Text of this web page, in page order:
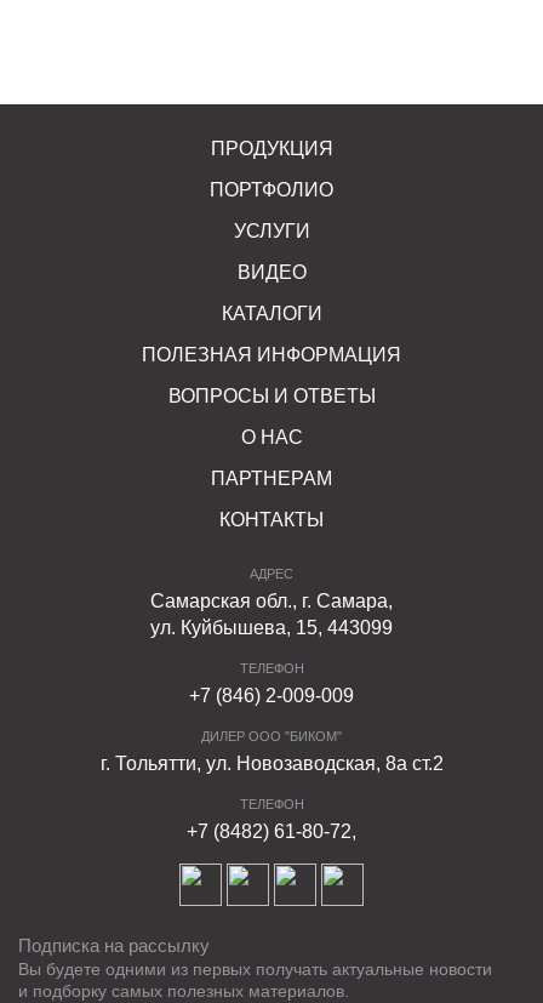
ПРОДУКЦИЯ
ПОРТФОЛИО
УСЛУГИ
ВИДЕО
КАТАЛОГИ
ПОЛЕЗНАЯ ИНФОРМАЦИЯ
ВОПРОСЫ И ОТВЕТЫ
О НАС
ПАРТНЕРАМ
КОНТАКТЫ
АДРЕС
Самарская обл., г. Самара,
ул. Куйбышева, 15, 443099
ТЕЛЕФОН
+7 (846) 2-009-009
ДИЛЕР ООО "БИКОМ"
г. Тольятти, ул. Новозаводская, 8а ст.2
ТЕЛЕФОН
+7 (8482) 61-80-72,
Подписка на рассылку
Вы будете одними из первых получать актуальные новости
и подборку самых полезных материалов.